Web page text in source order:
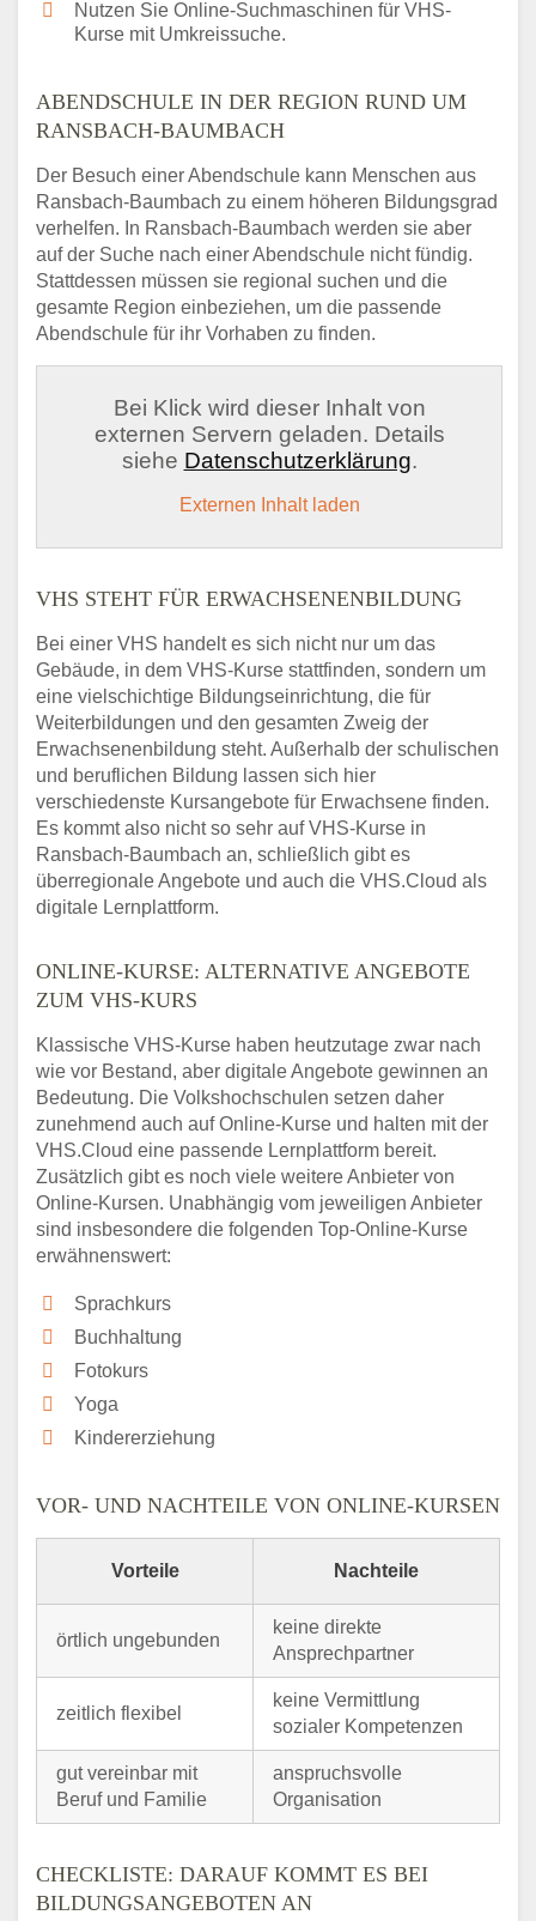
Nutzen Sie Online-Suchmaschinen für VHS-
Kurse mit Umkreissuche.
ABENDSCHULE IN DER REGION RUND UM
RANSBACH-BAUMBACH
Der Besuch einer Abendschule kann Menschen aus
Ransbach-Baumbach zu einem höheren Bildungsgrad
verhelfen. In Ransbach-Baumbach werden sie aber
auf der Suche nach einer Abendschule nicht fündig.
Stattdessen müssen sie regional suchen und die
gesamte Region einbeziehen, um die passende
Abendschule für ihr Vorhaben zu finden.
Bei Klick wird dieser Inhalt von
externen Servern geladen. Details
siehe Datenschutzerklärung.
Externen Inhalt laden
VHS STEHT FÜR ERWACHSENENBILDUNG
Bei einer VHS handelt es sich nicht nur um das
Gebäude, in dem VHS-Kurse stattfinden, sondern um
eine vielschichtige Bildungseinrichtung, die für
Weiterbildungen und den gesamten Zweig der
Erwachsenenbildung steht. Außerhalb der schulischen
und beruflichen Bildung lassen sich hier
verschiedenste Kursangebote für Erwachsene finden.
Es kommt also nicht so sehr auf VHS-Kurse in
Ransbach-Baumbach an, schließlich gibt es
überregionale Angebote und auch die VHS.Cloud als
digitale Lernplattform.
ONLINE-KURSE: ALTERNATIVE ANGEBOTE
ZUM VHS-KURS
Klassische VHS-Kurse haben heutzutage zwar nach
wie vor Bestand, aber digitale Angebote gewinnen an
Bedeutung. Die Volkshochschulen setzen daher
zunehmend auch auf Online-Kurse und halten mit der
VHS.Cloud eine passende Lernplattform bereit.
Zusätzlich gibt es noch viele weitere Anbieter von
Online-Kursen. Unabhängig vom jeweiligen Anbieter
sind insbesondere die folgenden Top-Online-Kurse
erwähnenswert:
Sprachkurs
Buchhaltung
Fotokurs
Yoga
Kindererziehung
VOR- UND NACHTEILE VON ONLINE-KURSEN
Vorteile Nachteile
örtlich ungebunden
keine direkte
Ansprechpartner
zeitlich flexibel
keine Vermittlung
sozialer Kompetenzen
gut vereinbar mit
Beruf und Familie
anspruchsvolle
Organisation
CHECKLISTE: DARAUF KOMMT ES BEI
BILDUNGSANGEBOTEN AN